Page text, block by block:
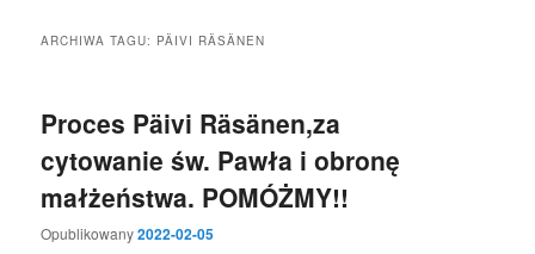
ARCHIWA TAGU: PÄIVI RÄSÄNEN
Proces Päivi Räsänen,za
cytowanie św. Pawła i obronę
małżeństwa. POMÓŻMY!!
Opublikowany2022-02-05